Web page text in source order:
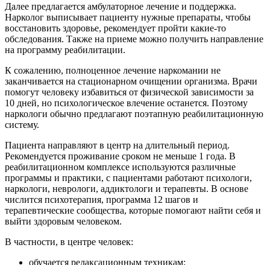
Далее предлагается амбулаторное лечение и поддержка.
Нарколог выписывает пациенту нужные препараты, чтобы
восстановить здоровье, рекомендует пройти какие-то
обследования. Также на приеме можно получить направление
на программу реабилитации.
К сожалению, полноценное лечение наркомании не
заканчивается на стационарном очищении организма. Врачи
помогут человеку избавиться от физической зависимости за
10 дней, но психологическое влечение останется. Поэтому
наркологи обычно предлагают поэтапную реабилитационную
систему.
Пациента направляют в центр на длительный период.
Рекомендуется проживание сроком не меньше 1 года. В
реабилитационном комплексе используются различные
программы и практики, с пациентами работают психологи,
наркологи, неврологи, аддиктологи и терапевты. В основе
числится психотерапия, программа 12 шагов и
терапевтические сообщества, которые помогают найти себя и
выйти здоровым человеком.
В частности, в центре человек:
обучается релаксационным техникам;